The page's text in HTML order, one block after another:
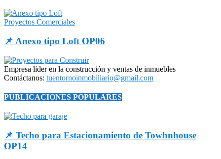
Proyectos Comerciales
📌 Anexo tipo Loft OP06
Empresa líder en la construcción y ventas de inmuebles
Contáctanos: tuentornoinmobiliario@gmail.com
PUBLICACIONES POPULARES
📌 Techo para Estacionamiento de Towhnhouse
OP14